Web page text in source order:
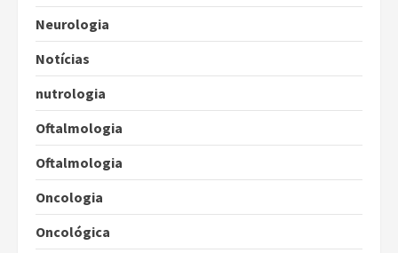
Neurologia
Notícias
nutrologia
Oftalmologia
Oftalmologia
Oncologia
Oncológica